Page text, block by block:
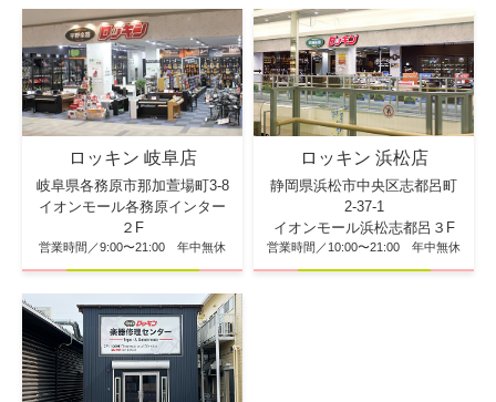
ロッキン 岐阜店
岐阜県各務原市那加萱場町3-8
イオンモール各務原インター
２F
営業時間／9:00〜21:00 年中無休
ロッキン 浜松店
静岡県浜松市中央区志都呂町
2-37-1
イオンモール浜松志都呂３F
営業時間／10:00〜21:00 年中無休